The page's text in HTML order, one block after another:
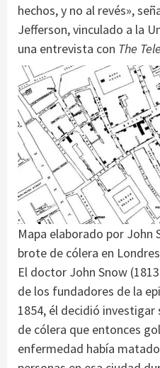
hechos, y no al revés»,
Jefferson, vinculado a la
una entrevista con The
Mapa elaborado por John
brote de cólera en
El doctor John Snow
de los fundadores de la
1854, él decidió
de cólera que entonces
enfermedad había